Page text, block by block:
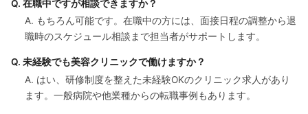
Q. 在職中ですが相談できますか？
A. もちろん可能です。在職中の方には、面接日程の調整から退
職時のスケジュール相談まで担当者がサポートします。
Q. 未経験でも美容クリニックで働けますか？
A. はい、研修制度を整えた未経験OKのクリニック求人があり
ます。一般病院や他業種からの転職事例もあります。